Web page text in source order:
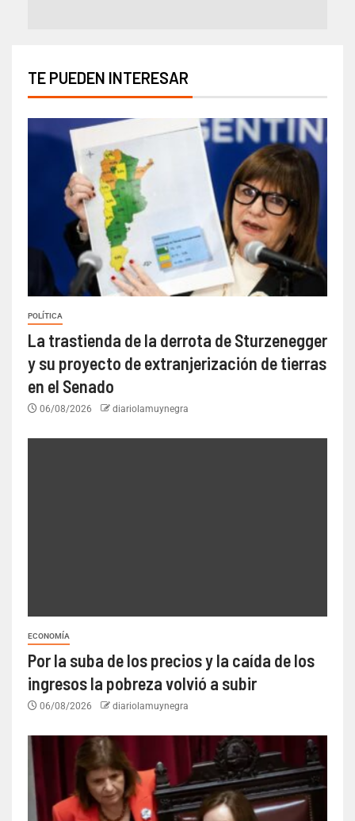
TE PUEDEN INTERESAR
POLÍTICA
La trastienda de la derrota de Sturzenegger
y su proyecto de extranjerización de tierras
en el Senado
06/08/2026 diariolamuynegra
ECONOMÍA
Por la suba de los precios y la caída de los
ingresos la pobreza volvió a subir
06/08/2026 diariolamuynegra